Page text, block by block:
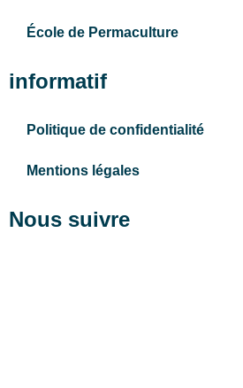
École de Permaculture
informatif
Politique de confidentialité
Mentions légales
Nous suivre